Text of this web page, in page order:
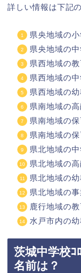
詳しい情報は下記
県央地域の小
県央地域の中
県西地域の
県西地域の中
県西地域の幼
県南地域の
県南地域の
県南地域の
県北地域の中
県北地域の
県北地域の幼
県北地域の
鹿行地域の
水戸市内の幼
茨城中学校ｺ
名前は？